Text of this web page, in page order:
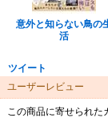
意外と知らない鳥の
活
ツイート
ユーザーレビュー
この商品に寄せられた